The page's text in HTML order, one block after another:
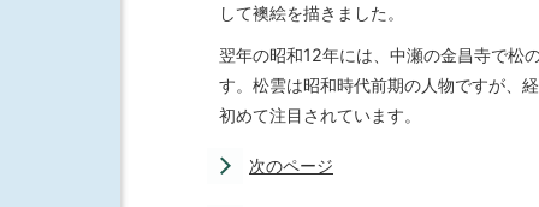
して襖絵を描きました。
翌年の昭和12年には、中瀬の金昌寺で松
す。松雲は昭和時代前期の人物ですが、
初めて注目されています。
次のページ